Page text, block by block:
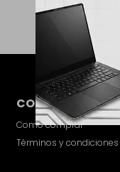
COMPRA
Como comprar
Términos y condiciones